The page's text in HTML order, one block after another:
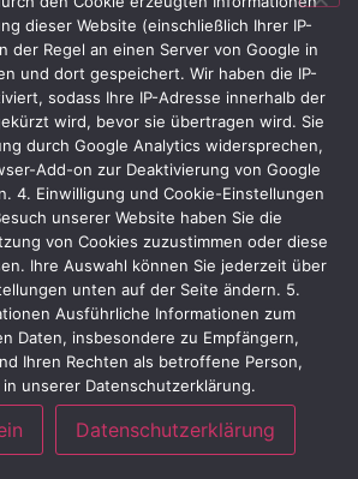
von der
Draht Mayr
Perimeter
Protection
dieser Website (einschließlich Ihrer IP-
der Regel an einen Server von Google in
und dort gespeichert. Wir haben die IP-
sodass Ihre IP-Adresse innerhalb der
wird, bevor sie übertragen wird. Sie
durch Google Analytics widersprechen,
Add-on zur Deaktivierung von Google
4. Einwilligung und Cookie-Einstellungen
unserer Website haben Sie die
von Cookies zuzustimmen oder diese
Ihre Auswahl können Sie jederzeit über
unten auf der Seite ändern. 5.
Ausführliche Informationen zum
Daten, insbesondere zu Empfängern,
Ihren Rechten als betroffene Person,
unserer Datenschutzerklärung.
Datenschutzerklärung